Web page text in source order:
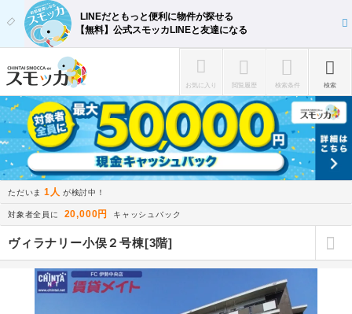
LINEだともっと便利に物件が探せる
【無料】公式スモッカLINEと友達になる
お気に入り 閲覧履歴 検索条件 検索
ただいま 1人 が検討中！
対象者全員に 20,000円 キャッシュバック
ヴィラナリー小俣２号棟[3階]